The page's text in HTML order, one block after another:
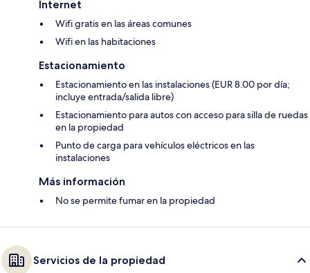
Internet
Wifi gratis en las áreas comunes
Wifi en las habitaciones
Estacionamiento
Estacionamiento en las instalaciones (EUR 8.00 por día;
incluye entrada/salida libre)
Estacionamiento para autos con acceso para silla de ruedas
en la propiedad
Punto de carga para vehículos eléctricos en las
instalaciones
Más información
No se permite fumar en la propiedad
Servicios de la propiedad